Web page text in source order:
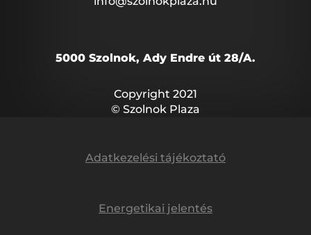
5000 Szolnok, Ady Endre út 28/A.
Copyright 2021
© Szolnok Plaza
Adatkezelési tájékoztató
Energetikai jelentés